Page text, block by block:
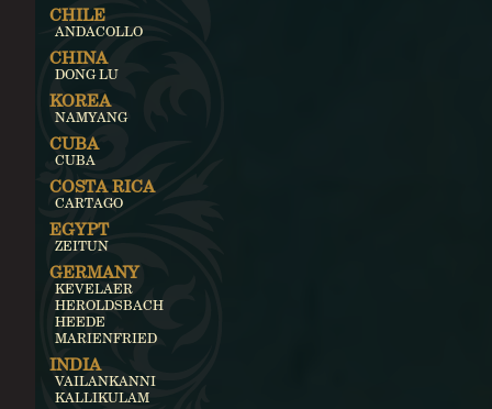
CHILE
ANDACOLLO
CHINA
DONG LU
KOREA
NAMYANG
CUBA
CUBA
COSTA RICA
CARTAGO
EGYPT
ZEITUN
GERMANY
KEVELAER
HEROLDSBACH
HEEDE
MARIENFRIED
INDIA
VAILANKANNI
KALLIKULAM